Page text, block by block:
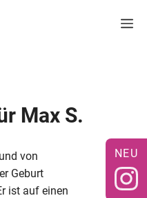
Max S.
von
Geburt
ist auf einen